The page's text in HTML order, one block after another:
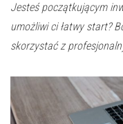
Jesteś początkującym
umożliwi ci łatwy start?
skorzystać z